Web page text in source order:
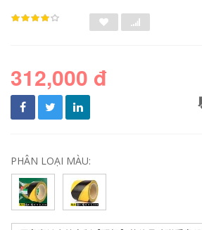
312,000 đ
PHÂN LOẠI MÀU: